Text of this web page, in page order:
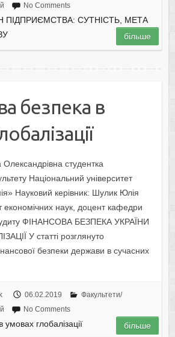
No Comments
ПІДПРИЄМСТВА: СУТНІСТЬ, МЕТА
більше
безпека в
студентка
Національний університет
Науковий керівник: Шулик Юлія
економічних наук, доцент кафедри
аудиту ФІНАНСОВА БЕЗПЕКА УКРАЇНИ
У статті розглянуто
безпеки держави в сучасних
06.02.2019
Факультети/
No Comments
глобалізації більше